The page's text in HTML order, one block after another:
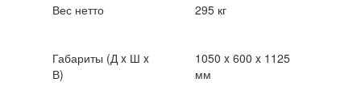
Вес нетто 295 кг
Габариты (Д x Ш x
В)
1050 x 600 x 1125
мм